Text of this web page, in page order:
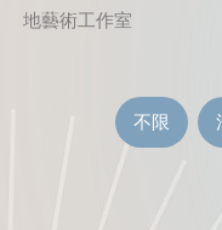
地藝術工作室
不限